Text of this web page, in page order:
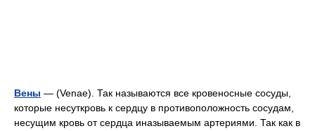
Вены — (Venaе). Так называются все кровеносные сосуды,
которые несуткровь к сердцу в противоположность сосудам,
несущим кровь от сердца иназываемым артериями. Так как в